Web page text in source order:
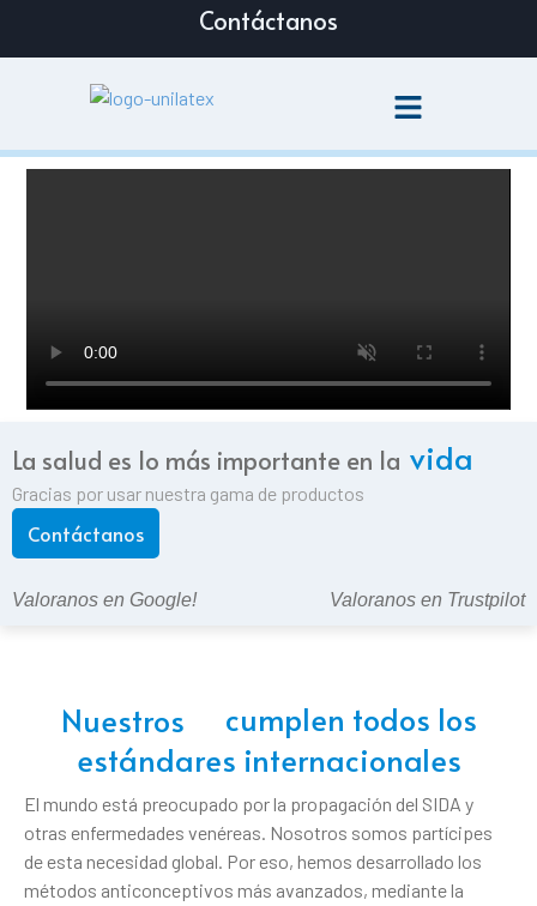
Contáctanos
La salud es lo más importante en la vida
Gracias por usar nuestra gama de productos
Contáctanos
Valoranos en Google! Valoranos en Trustpilot
Nuestros
cumplen todos los
estándares internacionales
El mundo está preocupado por la propagación del SIDA y
otras enfermedades venéreas. Nosotros somos partícipes
de esta necesidad global. Por eso, hemos desarrollado los
métodos anticonceptivos más avanzados, mediante la